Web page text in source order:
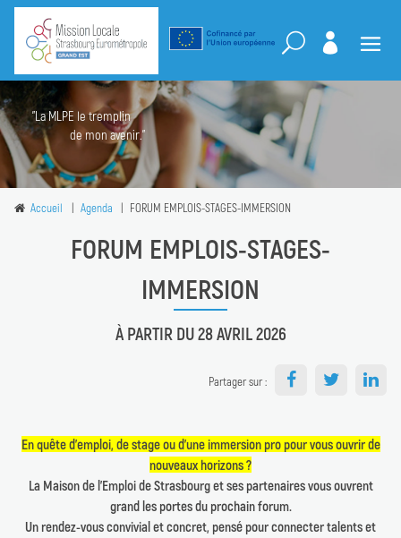
"La MLPE le tremplin
de mon avenir."
Accueil Agenda FORUM EMPLOIS-STAGES-IMMERSION
FORUM EMPLOIS-STAGES-
IMMERSION
À PARTIR DU 28 AVRIL 2026
Partager sur :
En quête d’emploi, de stage ou d’une immersion pro pour vous ouvrir de
nouveaux horizons ?
La Maison de l’Emploi de Strasbourg et ses partenaires vous ouvrent
grand les portes du prochain forum.
Un rendez-vous convivial et concret, pensé pour connecter talents et